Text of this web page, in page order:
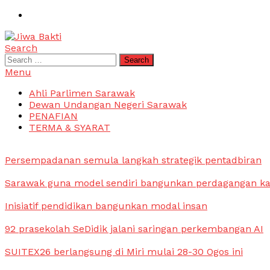
Skip
Content
Jiwa Bakti
Suara PBB Sarawak
Search
Search
for:
Menu
Ahli Parlimen Sarawak
Dewan Undangan Negeri Sarawak
PENAFIAN
TERMA & SYARAT
Persempadanan semula langkah strategik pentadbiran
Sarawak guna model sendiri bangunkan perdagangan
Inisiatif pendidikan bangunkan modal insan
92 prasekolah SeDidik jalani saringan perkembangan AI
SUITEX26 berlangsung di Miri mulai 28-30 Ogos ini